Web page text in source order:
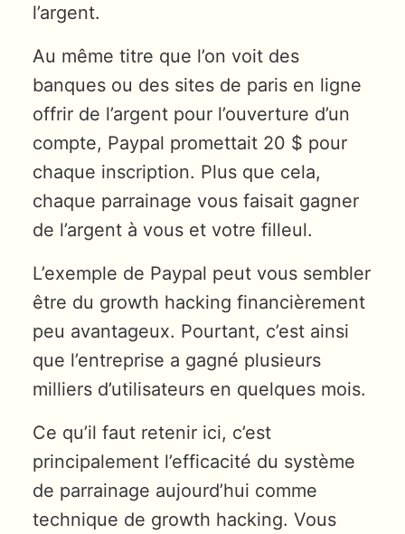
l’argent.
Au même titre que l’on voit des
banques ou des sites de paris en ligne
offrir de l’argent pour l’ouverture d’un
compte, Paypal promettait 20 $ pour
chaque inscription. Plus que cela,
chaque parrainage vous faisait gagner
de l’argent à vous et votre filleul.
L’exemple de Paypal peut vous sembler
être du growth hacking financièrement
peu avantageux. Pourtant, c’est ainsi
que l’entreprise a gagné plusieurs
milliers d’utilisateurs en quelques mois.
Ce qu’il faut retenir ici, c’est
principalement l’efficacité du système
de parrainage aujourd’hui comme
technique de growth hacking. Vous